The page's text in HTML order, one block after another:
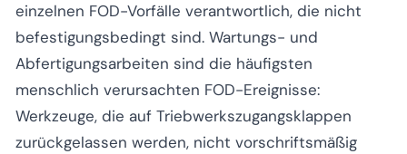
einzelnen FOD-Vorfälle verantwortlich, die nicht
befestigungsbedingt sind. Wartungs- und
Abfertigungsarbeiten sind die häufigsten
menschlich verursachten FOD-Ereignisse:
Werkzeuge, die auf Triebwerkszugangsklappen
zurückgelassen werden, nicht vorschriftsmäßig